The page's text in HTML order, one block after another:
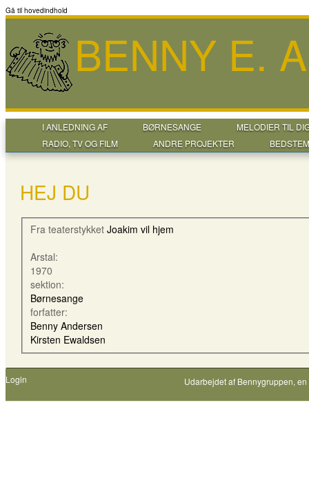
Gå til hovedindhold
BENNY E.
I ANLEDNING AF BØRNESANGE
MELODIER TIL
RADIO, TV OG FILM
ANDRE PROJEKTER
HEJ DU
Fra teaterstykket Joakim vil hjem
Arstal:
1970
sektion:
Børnesange
forfatter:
Benny Andersen
Kirsten Ewaldsen
Login Udarbejdet af Bennygruppen,